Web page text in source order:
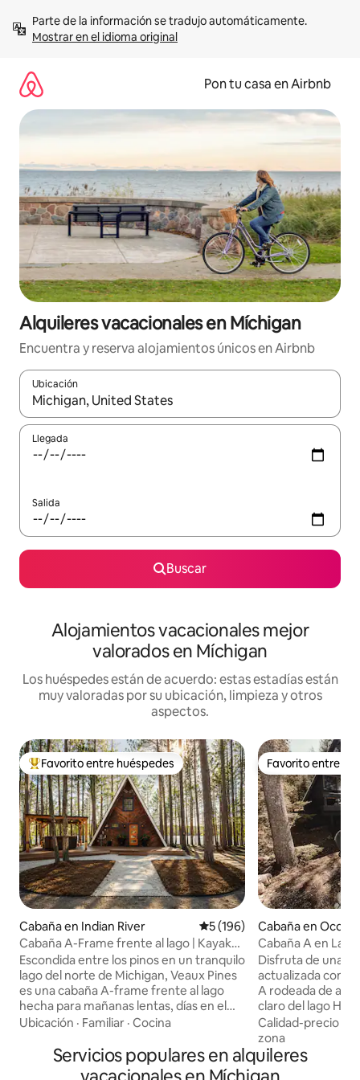
contenidoMostrar en el idioma original
Pon tu casa en Airbnb
Alquileres vacacionales en Míchigan
Encuentra y reserva alojamientos únicos en Airbnb
Ubicación
Cuando los resultados estén disponibles, navega con las
Llegada
Salida
Buscar
Alojamientos vacacionales mejor
valorados en Míchigan
Los huéspedes están de acuerdo: estas estadías están
muy valoradas por su ubicación, limpieza y otros
aspectos.
Favorito entre huéspedes preferido
Favorito entre huéspedes
Cabaña en Indian River Calificación promedio: 5 de
5 (196)
Cabaña A-Frame frente al lago | Kayaks,
fogata y jacuzzi
Escondida entre los pinos en un tranquilo
lago del norte de Michigan, Veaux Pines
es una cabaña A-frame frente al lago
hecha para mañanas lentas, días en el
lago y noches acogedoras bajo las
kayak, paddleboard, relajándote en el
jacuzzi cubierto o disfrutando de los
Ubicación · Familiar · Cocina
Favorito entre
Favorito entre
Cabaña en
Cabaña A en
fogata y
Disfruta de una
actualizada con
A rodeada de
claro del lago Hurón.
hermosas vistas
el lago mientras
cócteles en la
la costa. Estarás lo suficientemente
Calidad-precio
zona
Servicios populares en alquileres